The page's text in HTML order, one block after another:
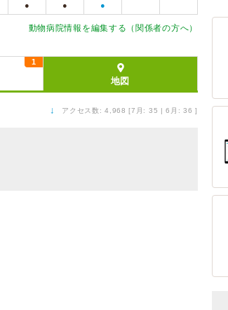
● ● ●
動物病院情報を編集する（関係者の方へ）
1
地図
↓ アクセス数: 4,968 [7月: 35 | 6月: 36 ]